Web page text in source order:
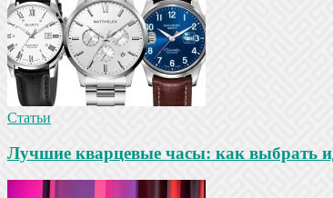
Статьи
Лучшие кварцевые часы: как выбрать